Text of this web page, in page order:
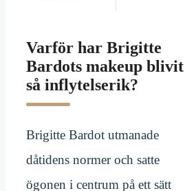
Varför har Brigitte
Bardots makeup blivit
så inflytelserik?
Brigitte Bardot utmanade
dåtidens normer och satte
ögonen i centrum på ett sätt